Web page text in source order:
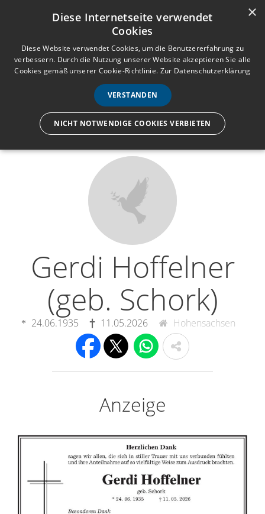
Anmelden Registrieren
e
n
ü
Wir lassen nur die Hand los,
Gerdi Hoffelner
(geb. Schork)
24.06.1935 11.05.2026 Hohensachsen
Anzeige
×
Diese Internetseite verwendet
Cookies
Diese Website verwendet Cookies, um die Benutzererfahrung zu
verbessern. Durch die Nutzung unserer Website akzeptieren Sie alle
Cookies gemäß unserer Cookie-Richtlinie. Zur Datenschutzerklärung
VERSTANDEN
NICHT NOTWENDIGE COOKIES VERBIETEN